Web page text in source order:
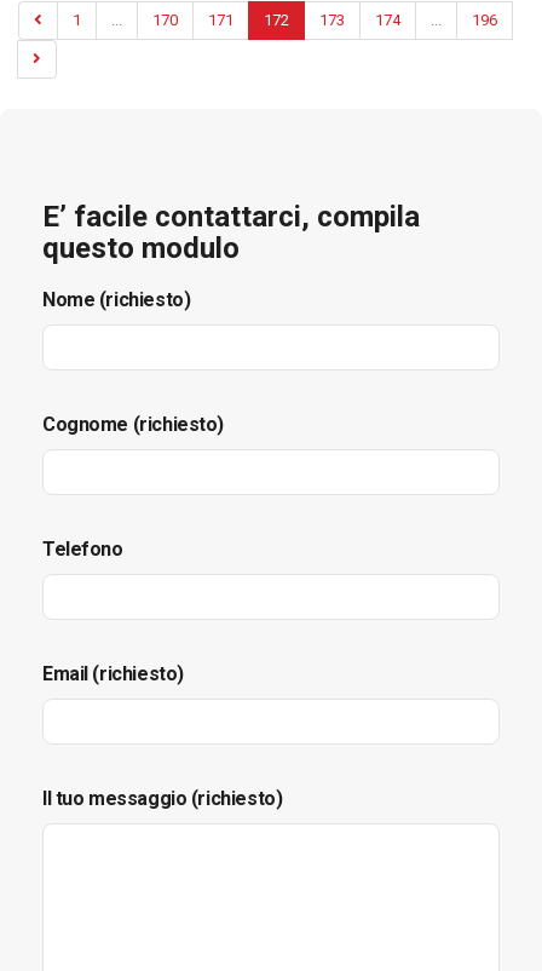
1 170 171 172 173 174 196
E’ facile contattarci, compila
questo modulo
Nome (richiesto)
Cognome (richiesto)
Telefono
Email (richiesto)
Il tuo messaggio (richiesto)